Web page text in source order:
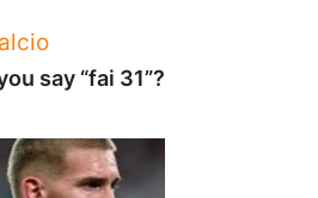
say “fai 31”?